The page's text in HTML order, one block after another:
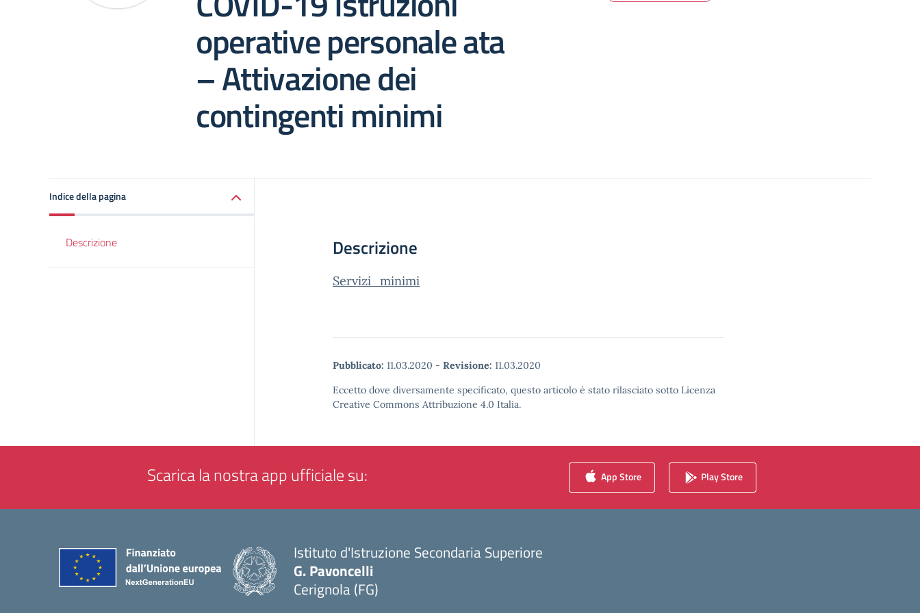
operative personale ata
– Attivazione dei
contingenti minimi
Indice della pagina
Descrizione Descrizione
Servizi_minimi
Pubblicato: 11.03.2020 - Revisione: 11.03.2020
Eccetto dove diversamente specificato, questo articolo è stato rilasciato sotto Licenza
Creative Commons Attribuzione 4.0 Italia.
Scarica la nostra app ufficiale su: App Store Play Store
Istituto d'Istruzione Secondaria Superiore
G. Pavoncelli
Cerignola (FG)